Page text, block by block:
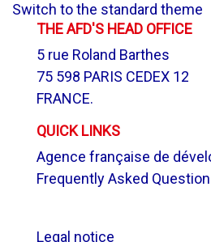
Switch to the standard theme
THE AFD'S HEAD OFFICE
5 rue Roland Barthes
75 598 PARIS CEDEX 12
FRANCE.
QUICK LINKS
Agence française de
Frequently Asked
Legal notice